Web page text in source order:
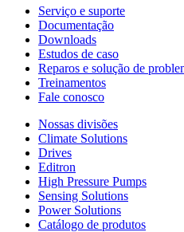
Serviço e suporte
Documentação
Downloads
Estudos de caso
Reparos e solução de
Treinamentos
Fale conosco
Nossas divisões
Climate Solutions
Drives
Editron
High Pressure Pumps
Sensing Solutions
Power Solutions
Catálogo de produtos